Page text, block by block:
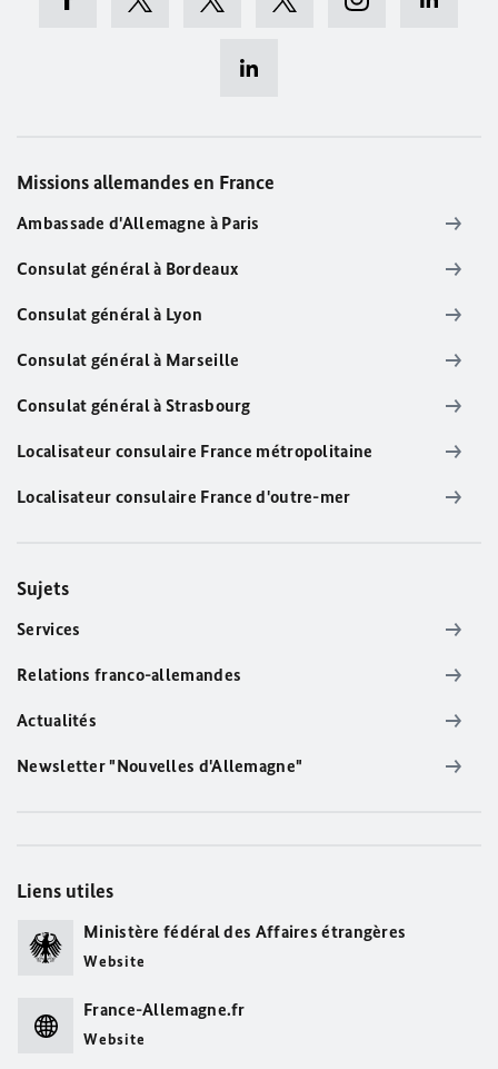
Missions allemandes en France
Ambassade d'Allemagne à Paris
Consulat général à Bordeaux
Consulat général à Lyon
Consulat général à Marseille
Consulat général à Strasbourg
Localisateur consulaire France métropolitaine
Localisateur consulaire France d'outre-mer
Sujets
Services
Relations franco-allemandes
Actualités
Newsletter "Nouvelles d'Allemagne"
Liens utiles
Ministère fédéral des Affaires étrangères
Website
France-Allemagne.fr
Website